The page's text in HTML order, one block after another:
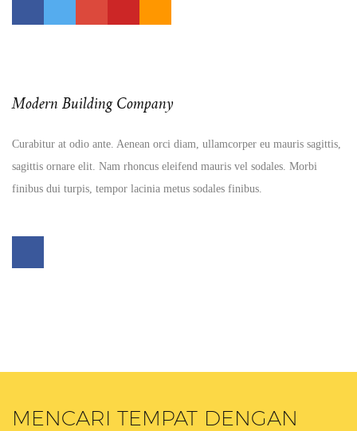
Modern Building Company
Curabitur at odio ante. Aenean orci diam, ullamcorper eu mauris sagittis,
sagittis ornare elit. Nam rhoncus eleifend mauris vel sodales. Morbi
finibus dui turpis, tempor lacinia metus sodales finibus.
MENCARI TEMPAT DENGAN